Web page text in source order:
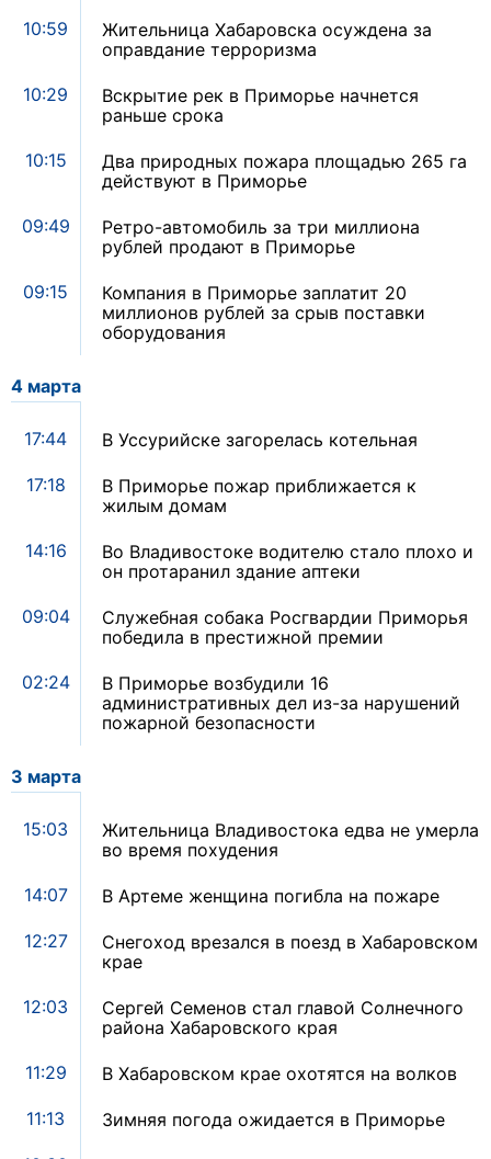
10:59
Жительница Хабаровска осуждена за
оправдание терроризма
10:29
Вскрытие рек в Приморье начнется
раньше срока
10:15
Два природных пожара площадью 265 га
действуют в Приморье
09:49
Ретро-автомобиль за три миллиона
рублей продают в Приморье
09:15
Компания в Приморье заплатит 20
миллионов рублей за срыв поставки
оборудования
4 марта
17:44 В Уссурийске загорелась котельная
17:18
В Приморье пожар приближается к
жилым домам
14:16
Во Владивостоке водителю стало плохо и
он протаранил здание аптеки
09:04
Служебная собака Росгвардии Приморья
победила в престижной премии
02:24
В Приморье возбудили 16
административных дел из-за нарушений
пожарной безопасности
3 марта
15:03
Жительница Владивостока едва не умерла
во время похудения
14:07 В Артеме женщина погибла на пожаре
12:27
Снегоход врезался в поезд в Хабаровском
крае
12:03
Сергей Семенов стал главой Солнечного
района Хабаровского края
11:29 В Хабаровском крае охотятся на волков
11:13 Зимняя погода ожидается в Приморье